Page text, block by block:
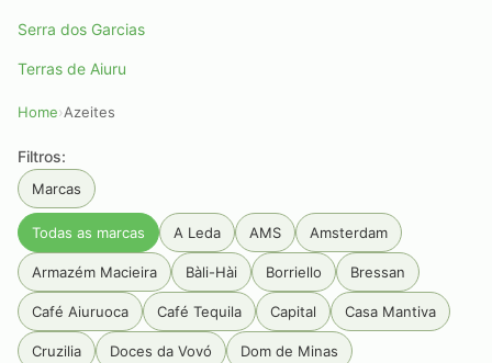
Serra dos Garcias
Terras de Aiuru
Home›Azeites
Filtros:
Marcas
Todas as marcas A Leda AMS Amsterdam
Armazém Macieira Bàli-Hài Borriello Bressan
Café Aiuruoca Café Tequila Capital Casa Mantiva
Cruzilia Doces da Vovó Dom de Minas